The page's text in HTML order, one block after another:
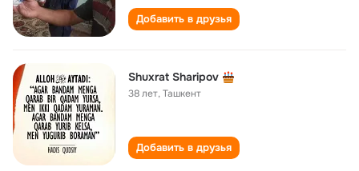
Добавить в друзья
Shuxrat Sharipov
38 лет,Ташкент
Добавить в друзья